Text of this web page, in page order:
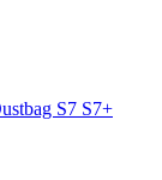
S7 S7+